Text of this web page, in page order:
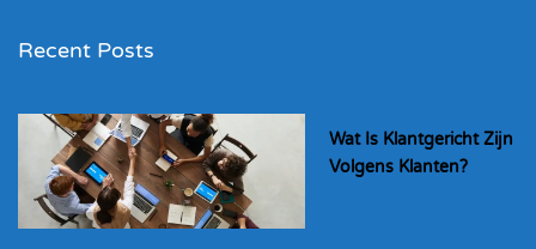
Recent Posts
Wat Is Klantgericht Zijn
Volgens Klanten?